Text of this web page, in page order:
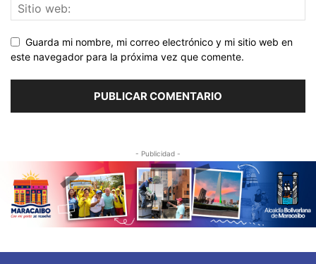
Guarda mi nombre, mi correo electrónico y mi sitio web en
este navegador para la próxima vez que comente.
- Publicidad -